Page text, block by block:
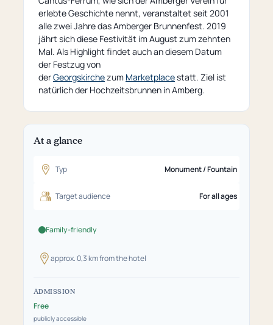
erlebte Geschichte nennt, veranstaltet seit 2001
alle zwei Jahre das Amberger Brunnenfest. 2019
jährt sich diese Festivität im August zum zehnten
Mal. Als Highlight findet auch an diesem Datum
der Festzug von
derGeorgskirchezum Marketplacestatt. Ziel ist
natürlich der Hochzeitsbrunnen in Amberg.
At a glance
Typ Monument / Fountain
Target audience For all ages
Family-friendly
approx. 0,3 km from the hotel
ADMISSION
Free
publicly accessible